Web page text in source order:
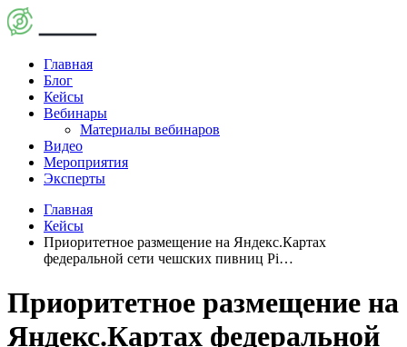
Главная
Блог
Кейсы
Вебинары
Материалы вебинаров
Видео
Мероприятия
Эксперты
Главная
Кейсы
Приоритетное размещение на Яндекс.Картах
федеральной сети чешских пивниц Pi…
Приоритетное размещение на
Яндекс.Картах федеральной